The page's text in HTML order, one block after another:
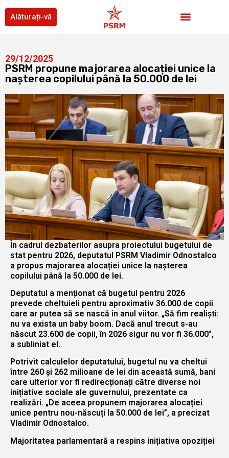
Alăturați-vă
29/12/2025
PSRM propune majorarea alocației unice la
nașterea copilului până la 50.000 de lei
În cadrul dezbaterilor asupra proiectului bugetului de
stat pentru 2026, deputatul PSRM Vladimir Odnostalco
a propus majorarea alocației unice la nașterea
copilului până la 50.000 de lei.
Deputatul a menționat că bugetul pentru 2026
prevede cheltuieli pentru aproximativ 36.000 de copii
care ar putea să se nască în anul viitor. „Să fim realiști:
nu va exista un baby boom. Dacă anul trecut s-au
născut 23.600 de copii, în 2026 sigur nu vor fi 36.000”,
a subliniat el.
Potrivit calculelor deputatului, bugetul nu va cheltui
între 260 și 262 milioane de lei din această sumă, bani
care ulterior vor fi redirecționați către diverse noi
inițiative sociale ale guvernului, prezentate ca
realizări. „De aceea propunem majorarea alocației
unice pentru nou-născuți la 50.000 de lei”, a precizat
Vladimir Odnostalco.
Majoritatea parlamentară a respins inițiativa opoziției